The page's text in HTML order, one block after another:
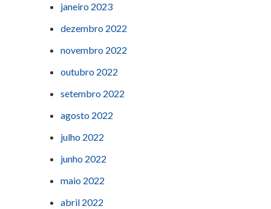
janeiro 2023
dezembro 2022
novembro 2022
outubro 2022
setembro 2022
agosto 2022
julho 2022
junho 2022
maio 2022
abril 2022